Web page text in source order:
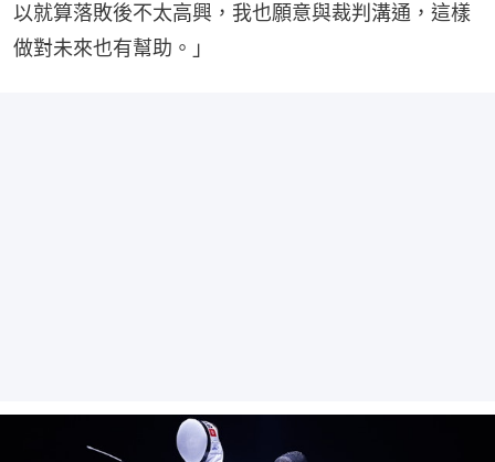
以就算落敗後不太高興，我也願意與裁判溝通，這樣
做對未來也有幫助。」